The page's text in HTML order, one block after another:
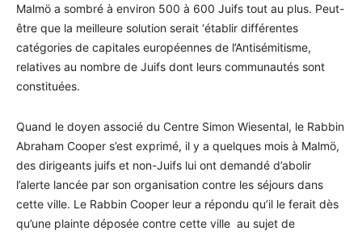
Malmö a sombré à environ 500 à 600 Juifs tout au plus. Peut-
être que la meilleure solution serait ‘établir différentes
catégories de capitales européennes de l’Antisémitisme,
relatives au nombre de Juifs dont leurs communautés sont
constituées.
Quand le doyen associé du Centre Simon Wiesental, le Rabbin
Abraham Cooper s’est exprimé, il y a quelques mois à Malmö,
des dirigeants juifs et non-Juifs lui ont demandé d’abolir
l’alerte lancée par son organisation contre les séjours dans
cette ville. Le Rabbin Cooper leur a répondu qu’il le ferait dès
qu’une plainte déposée contre cette ville au sujet de